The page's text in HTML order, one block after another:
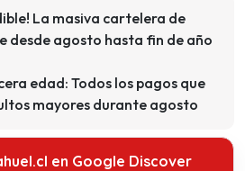
La masiva cartelera de
desde agosto hasta fin de año
edad: Todos los pagos que
mayores durante agosto
en Google Discover